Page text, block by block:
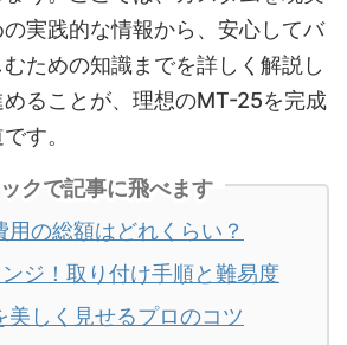
実践的な情報から、安心してバ
ための知識までを詳しく解説し
めることが、理想のMT-25を完成
す。
クで記事に飛べます
用の総額はどれくらい？
ジ！取り付け手順と難易度
美しく見せるプロのコツ